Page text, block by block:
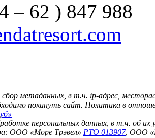
– 62 ) 847 988
метаданных, в т.ч. ip-адрес,
покинуть сайт. Политика в
персональных данных, в т.ч. об их
ООО «Море Трэвел» РТО 013907, ООО